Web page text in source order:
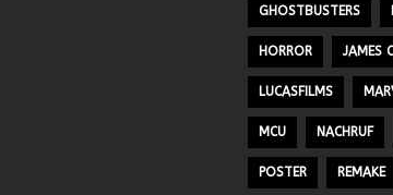
GHOSTBUSTERS
HORROR JAMES
LUCASFILMS
MCU NACHRUF
POSTER REMAKE